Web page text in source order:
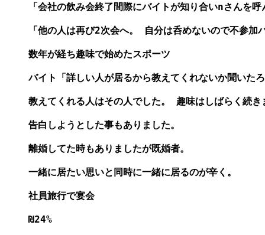
「会社の飲み会終了間際にバイトが知り合いnさんを
「他の人は再び2次会へ。 自分は呑めないので不参
数年が経ち趣味で始めたスポーツ
バイト「詳しい人が居るから教えてくれないか聞いた
教えてくれる人はその人でした。 趣味はしばらく続
告白しようとした事もありました。
離婚してた時もありましたが既婚者。
一緒に居たい思いと同時に一緒に居るのが辛く。
社員旅行で宴会
₪24%